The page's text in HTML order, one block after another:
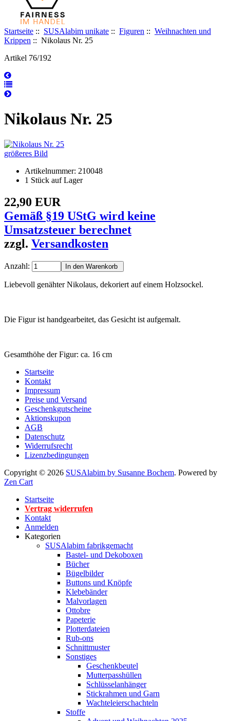
Startseite :: SUSAlabim unikate :: Figuren :: Weihnachten und
Krippen :: Nikolaus Nr. 25
Artikel 76/192
Nikolaus Nr. 25
größeres Bild
Artikelnummer: 210048
1 Stück auf Lager
22,90 EUR
Gemäß §19 UStG wird keine
Umsatzsteuer berechnet
zzgl. Versandkosten
Anzahl:
Liebevoll genähter Nikolaus, dekoriert auf einem Holzsockel.
Die Figur ist handgearbeitet, das Gesicht ist aufgemalt.
Gesamthöhe der Figur: ca. 16 cm
Startseite
Kontakt
Impressum
Preise und Versand
Geschenkgutscheine
Aktionskupon
AGB
Datenschutz
Widerrufsrecht
Lizenzbedingungen
Copyright © 2026 SUSAlabim by Susanne Bochem. Powered by
Zen Cart
Startseite
Vertrag widerrufen
Kontakt
Anmelden
Kategorien
SUSAlabim fabrikgemacht
Bastel- und Dekoboxen
Bücher
Bügelbilder
Buttons und Knöpfe
Klebebänder
Malvorlagen
Ottobre
Papeterie
Plotterdateien
Rub-ons
Schnittmuster
Sonstiges
Geschenkbeutel
Mutterpasshüllen
Schlüsselanhänger
Stickrahmen und Garn
Wachteleierschachteln
Stoffe